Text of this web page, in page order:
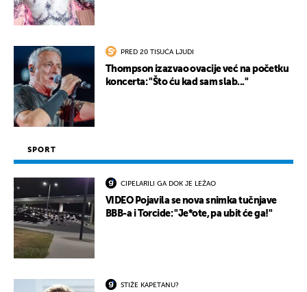
PRED 20 TISUĆA LJUDI
Thompson izazvao ovacije već na početku
koncerta: "Što ću kad sam slab..."
SPORT
CIPELARILI GA DOK JE LEŽAO
VIDEO Pojavila se nova snimka tučnjave
BBB-a i Torcide: "Je*ote, pa ubit će ga!"
STIŽE KAPETANU?